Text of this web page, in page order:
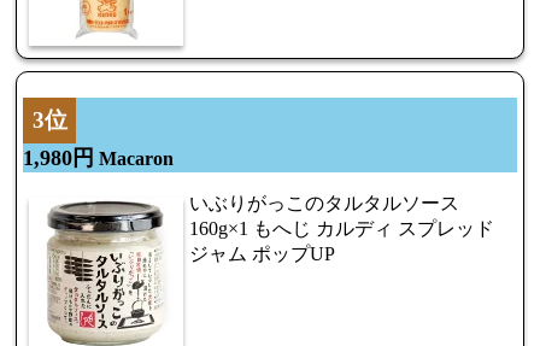
3位
1,980円 Macaron
いぶりがっこのタルタルソース
160g×1 もへじ カルディ スプレッド
ジャム ポップUP